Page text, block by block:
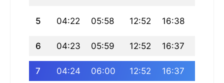
5 04:22 05:58 12:52 16:38
6 04:23 05:59 12:52 16:37
7 04:24 06:00 12:52 16:37